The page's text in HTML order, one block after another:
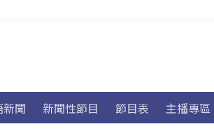
聞 新聞性節目 節目表 主播專區